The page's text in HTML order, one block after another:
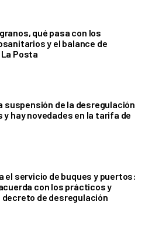
qué pasa con los
y el balance de
Posta
suspensión de la desregulación
hay novedades en la tarifa de
el servicio de buques y puertos:
con los prácticos y
decreto de desregulación